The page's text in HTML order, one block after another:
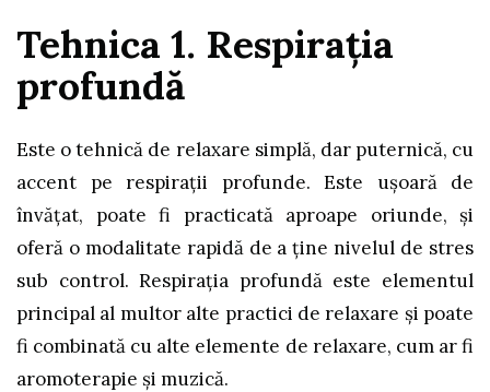
Tehnica 1. Respirația
profundă
Este o tehnică de relaxare simplă, dar puternică, cu
accent pe respirații profunde. Este ușoară de
învățat, poate fi practicată aproape oriunde, și
oferă o modalitate rapidă de a ține nivelul de stres
sub control. Respirația profundă este elementul
principal al multor alte practici de relaxare și poate
fi combinată cu alte elemente de relaxare, cum ar fi
aromoterapie și muzică.